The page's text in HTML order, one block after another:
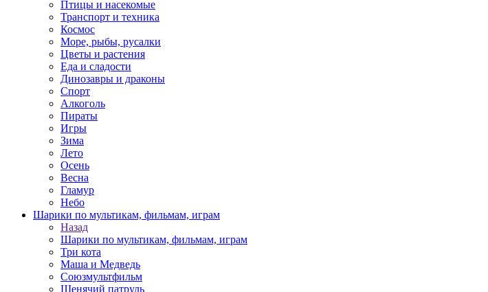
Птицы и насекомые
Транспорт и техника
Космос
Море, рыбы, русалки
Цветы и растения
Еда и сладости
Динозавры и драконы
Спорт
Алкоголь
Пираты
Игры
Зима
Лето
Осень
Весна
Гламур
Небо
Шарики по мультикам, фильмам, играм
Назад
Шарики по мультикам, фильмам, играм
Три кота
Маша и Медведь
Союзмультфильм
Щенячий патруль